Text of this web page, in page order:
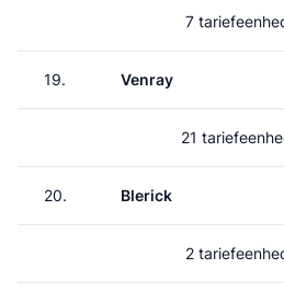
7
19. Venray
21
20. Blerick
2